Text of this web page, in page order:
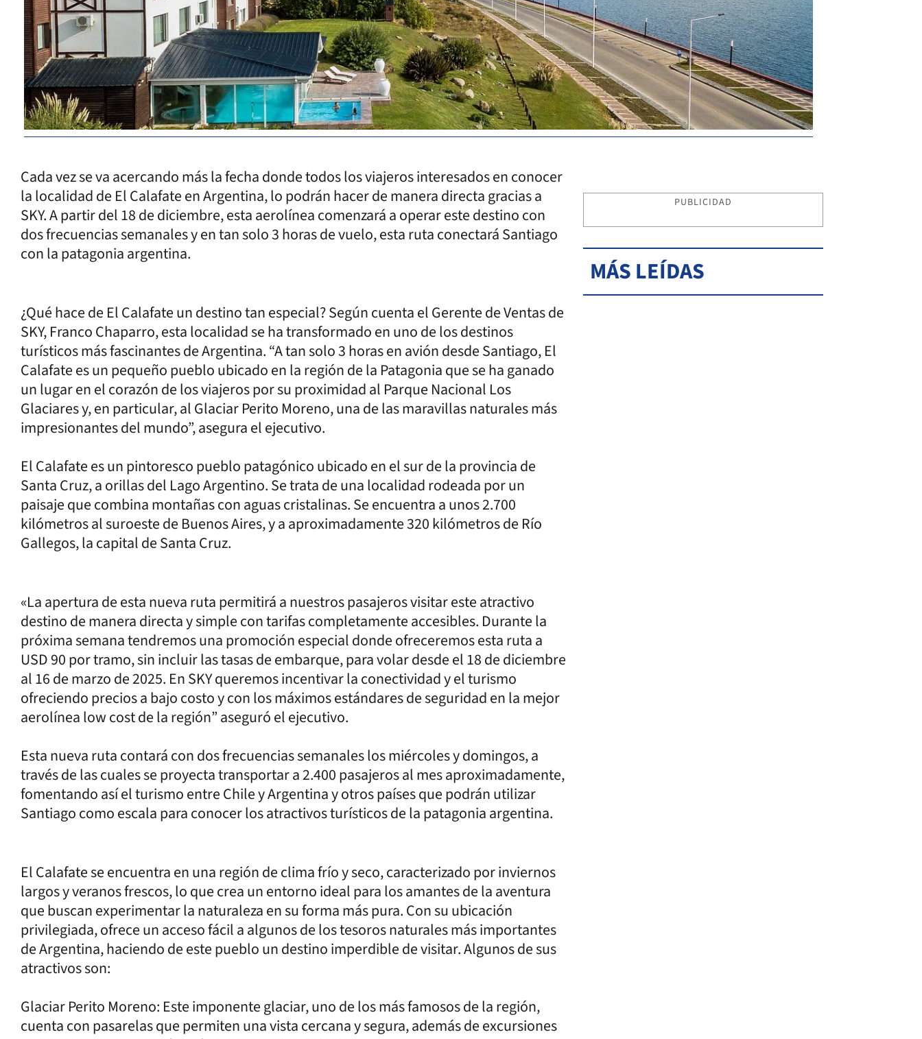
Cada vez se va acercando más la fecha donde todos los viajeros interesados en conocer
la localidad de El Calafate en Argentina, lo podrán hacer de manera directa gracias a
SKY. A partir del 18 de diciembre, esta aerolínea comenzará a operar este destino con
dos frecuencias semanales y en tan solo 3 horas de vuelo, esta ruta conectará Santiago
con la patagonia argentina.
¿Qué hace de El Calafate un destino tan especial? Según cuenta el Gerente de Ventas de
SKY, Franco Chaparro, esta localidad se ha transformado en uno de los destinos
turísticos más fascinantes de Argentina. “A tan solo 3 horas en avión desde Santiago, El
Calafate es un pequeño pueblo ubicado en la región de la Patagonia que se ha ganado
un lugar en el corazón de los viajeros por su proximidad al Parque Nacional Los
Glaciares y, en particular, al Glaciar Perito Moreno, una de las maravillas naturales más
impresionantes del mundo”, asegura el ejecutivo.
El Calafate es un pintoresco pueblo patagónico ubicado en el sur de la provincia de
Santa Cruz, a orillas del Lago Argentino. Se trata de una localidad rodeada por un
paisaje que combina montañas con aguas cristalinas. Se encuentra a unos 2.700
kilómetros al suroeste de Buenos Aires, y a aproximadamente 320 kilómetros de Río
Gallegos, la capital de Santa Cruz.
«La apertura de esta nueva ruta permitirá a nuestros pasajeros visitar este atractivo
destino de manera directa y simple con tarifas completamente accesibles. Durante la
próxima semana tendremos una promoción especial donde ofreceremos esta ruta a
USD 90 por tramo, sin incluir las tasas de embarque, para volar desde el 18 de diciembre
al 16 de marzo de 2025. En SKY queremos incentivar la conectividad y el turismo
ofreciendo precios a bajo costo y con los máximos estándares de seguridad en la mejor
aerolínea low cost de la región” aseguró el ejecutivo.
Esta nueva ruta contará con dos frecuencias semanales los miércoles y domingos, a
través de las cuales se proyecta transportar a 2.400 pasajeros al mes aproximadamente,
fomentando así el turismo entre Chile y Argentina y otros países que podrán utilizar
Santiago como escala para conocer los atractivos turísticos de la patagonia argentina.
El Calafate se encuentra en una región de clima frío y seco, caracterizado por inviernos
largos y veranos frescos, lo que crea un entorno ideal para los amantes de la aventura
que buscan experimentar la naturaleza en su forma más pura. Con su ubicación
privilegiada, ofrece un acceso fácil a algunos de los tesoros naturales más importantes
de Argentina, haciendo de este pueblo un destino imperdible de visitar. Algunos de sus
atractivos son:
Glaciar Perito Moreno: Este imponente glaciar, uno de los más famosos de la región,
cuenta con pasarelas que permiten una vista cercana y segura, además de excursiones
PUBLICIDAD
MÁS LEÍDAS